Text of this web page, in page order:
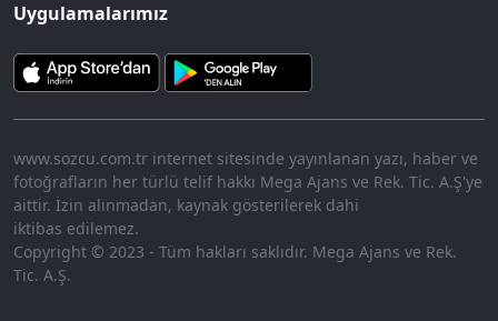
Uygulamalarımız
www.sozcu.com.tr internet sitesinde yayınlanan yazı, haber ve
fotoğrafların her türlü telif hakkı Mega Ajans ve Rek. Tic. A.Ş'ye
aittir. İzin alınmadan, kaynak gösterilerek dahi
iktibas edilemez.
Copyright © 2023 - Tüm hakları saklıdır. Mega Ajans ve Rek.
Tic. A.Ş.